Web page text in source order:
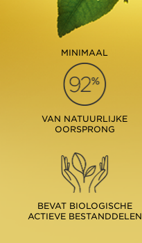
MINIMAAL
VAN NATUURLIJKE
OORSPRONG
BEVAT BIOLOGISCHE
ACTIEVE BESTANDDELEN